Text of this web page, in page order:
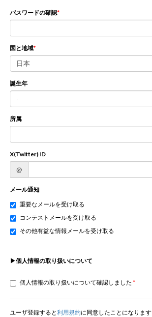
パスワードの確認
国と地域
日本
誕生年
-
所属
X(Twitter) ID
@
メール通知
重要なメールを受け取る
コンテストメールを受け取る
その他有益な情報メールを受け取る
▶個人情報の取り扱いについて
個人情報の取り扱いについて確認しました
ユーザ登録すると利用規約に同意したことになります